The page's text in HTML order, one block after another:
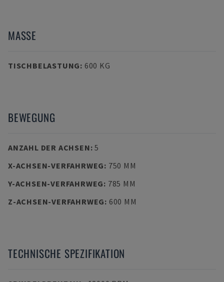
MASSE
TISCHBELASTUNG: 600 KG
BEWEGUNG
ANZAHL DER ACHSEN:5
X-ACHSEN-VERFAHRWEG: 750 MM
Y-ACHSEN-VERFAHRWEG: 785 MM
Z-ACHSEN-VERFAHRWEG: 600 MM
TECHNISCHE SPEZIFIKATION